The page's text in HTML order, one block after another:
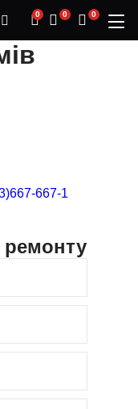
0 0 0
667-1
ремонту